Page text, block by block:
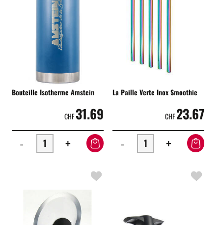
Bouteille Isotherme Amstein
CHF31.69
-
+
La Paille Verte Inox Smoothie
CHF23.67
-
+